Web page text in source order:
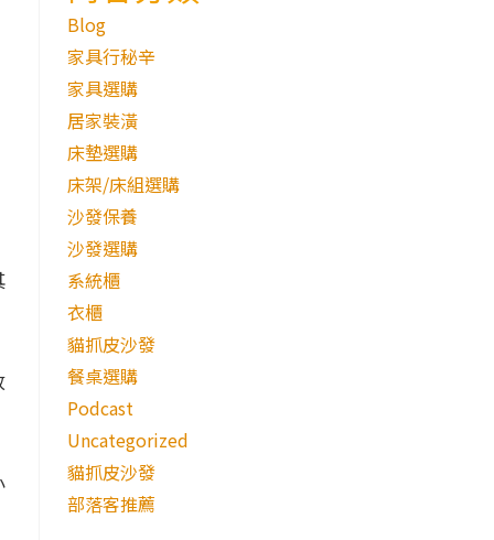
Blog
家具行秘辛
家具選購
居家裝潢
床墊選購
床架/床組選購
沙發保養
沙發選購
系統櫃
衣櫃
貓抓皮沙發
餐桌選購
Podcast
Uncategorized
貓抓皮沙發
部落客推薦